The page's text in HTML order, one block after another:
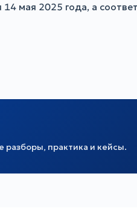
мая 2025 года, а
практика и кейсы.